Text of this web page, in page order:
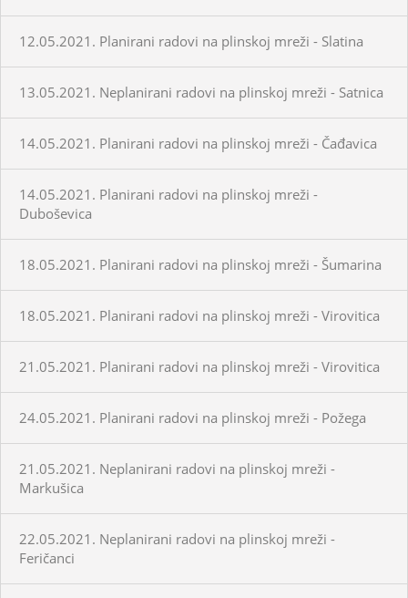
12.05.2021. Planirani radovi na plinskoj mreži - Slatina
13.05.2021. Neplanirani radovi na plinskoj mreži - Satnica
14.05.2021. Planirani radovi na plinskoj mreži - Čađavica
14.05.2021. Planirani radovi na plinskoj mreži -
Duboševica
18.05.2021. Planirani radovi na plinskoj mreži - Šumarina
18.05.2021. Planirani radovi na plinskoj mreži - Virovitica
21.05.2021. Planirani radovi na plinskoj mreži - Virovitica
24.05.2021. Planirani radovi na plinskoj mreži - Požega
21.05.2021. Neplanirani radovi na plinskoj mreži -
Markušica
22.05.2021. Neplanirani radovi na plinskoj mreži -
Feričanci